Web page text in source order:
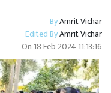
ByAmrit Vichar
Edited ByAmrit Vichar
On 18 Feb 2024 11:13:16